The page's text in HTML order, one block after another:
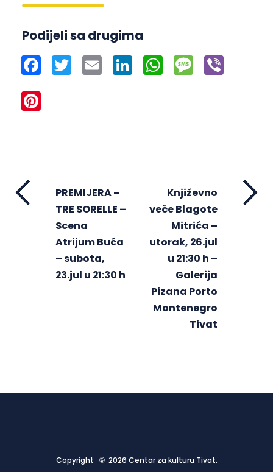
Podijeli sa drugima
Facebook
Twitter Email LinkedInWhatsApp
Message
PREMIJERA –
TRE SORELLE –
Scena
Atrijum Buća
– subota,
23.jul u 21:30 h
Književno
veče Blagote
Mitrića –
utorak, 26.jul
u 21:30 h –
Galerija
Pizana Porto
Montenegro
Tivat
Copyright © 2026 Centar za kulturu Tivat.